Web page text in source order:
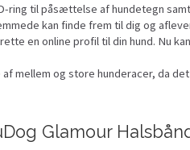
ring til påsættelse af hundetegn
kan finde frem til dig og
en online profil til din hund. Nu
mellem og store hunderacer, da
Glamour